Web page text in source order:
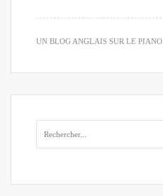
UN BLOG ANGLAIS SUR LE PIANO